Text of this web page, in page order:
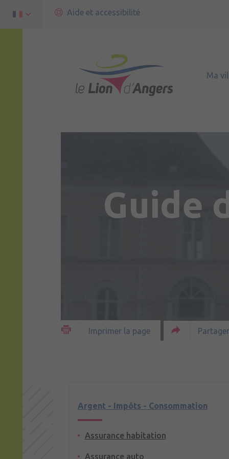
Aide et accessibilité
Ma
Guide
Imprimer la page
Argent - Impôts - Consommation
Assurance habitation
Assurance auto